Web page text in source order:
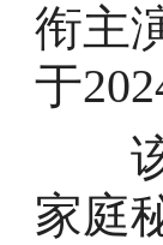
衔主
于
该
家庭